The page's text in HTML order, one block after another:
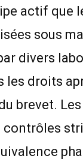
actif que
sous
divers
les droits
brevet.
contrôles